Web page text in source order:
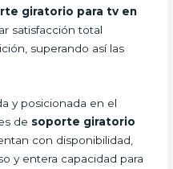
giratorio para tv en
satisfacción total
superando así las
y posicionada en el
de soporte giratorio
con disponibilidad,
y entera capacidad para